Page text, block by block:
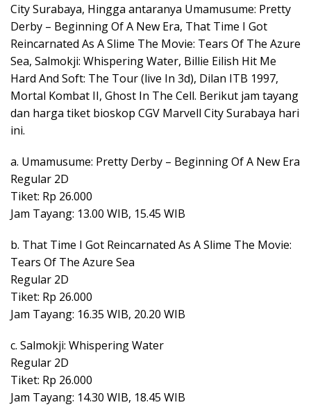
City Surabaya, Hingga antaranya Umamusume: Pretty
Derby – Beginning Of A New Era, That Time I Got
Reincarnated As A Slime The Movie: Tears Of The Azure
Sea, Salmokji: Whispering Water, Billie Eilish Hit Me
Hard And Soft: The Tour (live In 3d), Dilan ITB 1997,
Mortal Kombat II, Ghost In The Cell. Berikut jam tayang
dan harga tiket bioskop CGV Marvell City Surabaya hari
ini.
a. Umamusume: Pretty Derby – Beginning Of A New Era
Regular 2D
Tiket: Rp 26.000
Jam Tayang: 13.00 WIB, 15.45 WIB
b. That Time I Got Reincarnated As A Slime The Movie:
Tears Of The Azure Sea
Regular 2D
Tiket: Rp 26.000
Jam Tayang: 16.35 WIB, 20.20 WIB
c. Salmokji: Whispering Water
Regular 2D
Tiket: Rp 26.000
Jam Tayang: 14.30 WIB, 18.45 WIB